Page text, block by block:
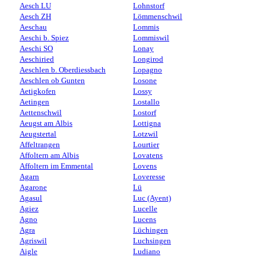
Aesch LU
Aesch ZH
Aeschau
Aeschi b. Spiez
Aeschi SO
Aeschiried
Aeschlen b. Oberdiessbach
Aeschlen ob Gunten
Aetigkofen
Aetingen
Aettenschwil
Aeugst am Albis
Aeugstertal
Affeltrangen
Affoltern am Albis
Affoltern im Emmental
Agarn
Agarone
Agasul
Agiez
Agno
Agra
Agriswil
Aigle
Lohnstorf
Lömmenschwil
Lommis
Lommiswil
Lonay
Longirod
Lopagno
Losone
Lossy
Lostallo
Lostorf
Lottigna
Lotzwil
Lourtier
Lovatens
Lovens
Loveresse
Lü
Luc (Ayent)
Lucelle
Lucens
Lüchingen
Luchsingen
Ludiano